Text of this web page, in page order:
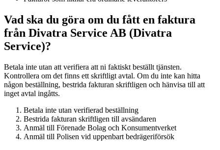
Vad ska du göra om du fått en faktura
från Divatra Service AB (Divatra
Service)?
Betala inte utan att verifiera att ni faktiskt beställt tjänsten.
Kontrollera om det finns ett skriftligt avtal. Om du inte kan hitta
någon beställning, bestrida fakturan skriftligen och hänvisa till att
inget avtal ingåtts.
Betala inte utan verifierad beställning
Bestrida fakturan skriftligen till avsändaren
Anmäl till Förenade Bolag och Konsumentverket
Anmäl till Polisen vid uppenbart bedrägeriförsök